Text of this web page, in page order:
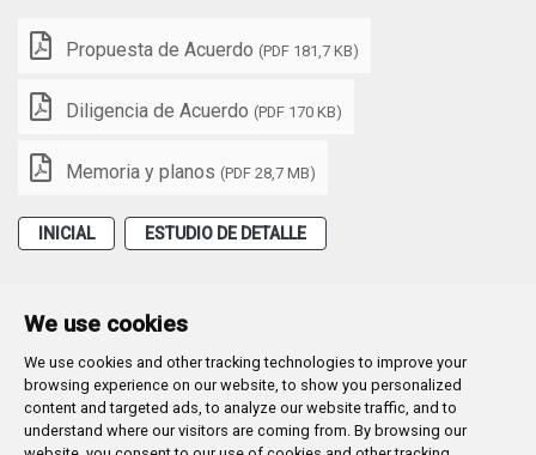
We use cookies
We use cookies and other tracking technologies to improve your
browsing experience on our website, to show you personalized
content and targeted ads, to analyze our website traffic, and to
understand where our visitors are coming from. By browsing our
Propuesta de Acuerdo (PDF 181,7 KB)
Diligencia de Acuerdo (PDF 170 KB)
Memoria y planos (PDF 28,7 MB)
INICIAL ESTUDIO DE DETALLE
Plaza Mayor 1 - 09071BURGOS
947 288 800 CIF: P-0906100-C
CONTACTO | AVISOS, QUEJAS Y SUGERENCIAS